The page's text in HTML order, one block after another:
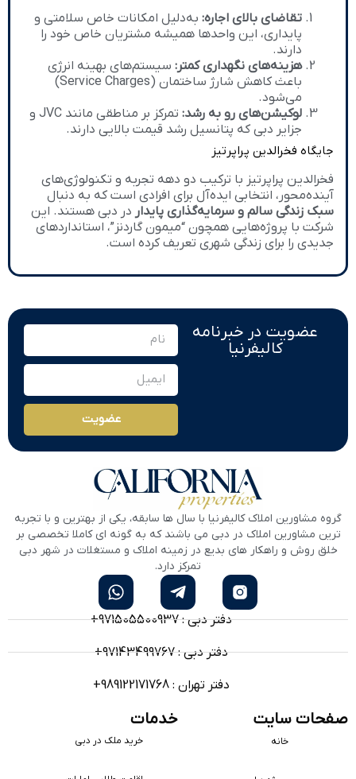
تقاضای بالای اجاره: به‌دلیل امکانات خاص سلامتی و
پایداری، این واحدها همیشه مشتریان خاص خود را
دارند.
هزینه‌های نگهداری کمتر: سیستم‌های بهینه انرژی
باعث کاهش شارژ ساختمان (Service Charges)
می‌شود.
لوکیشن‌های رو به رشد:
تمرکز بر مناطقی مانند JVC و
جزایر دبی که پتانسیل رشد قیمت بالایی دارند.
جایگاه فخرالدین پراپرتیز
فخرالدین پراپرتیز با ترکیب دو دهه تجربه و تکنولوژی‌های
آینده‌محور، انتخابی ایده‌آل برای افرادی است که به دنبال
سبک زندگی سالم و سرمایه‌گذاری پایدار در دبی هستند. این
شرکت با پروژه‌هایی همچون “میمون گاردنز”، استانداردهای
جدیدی را برای زندگی شهری تعریف کرده است.
عضویت در خبرنامه
کالیفرنیا
عضویت
گروه مشاورین املاک کالیفرنیا با سال ها سابقه، یکی از بهترین و با تجربه
ترین مشاورین املاک در دبی می باشند که به گونه ای کاملا تخصصی بر
خلق روش و راهکار های بدیع در زمینه املاک و مستغلات در شهر دبی
تمرکز دارد.
دفتر دبی : 971505500937+
دفتر دبی : 97143499767+
دفتر تهران : 989122171768+
صفحات سایت
خانه
خدمات
خرید ملک در دبی